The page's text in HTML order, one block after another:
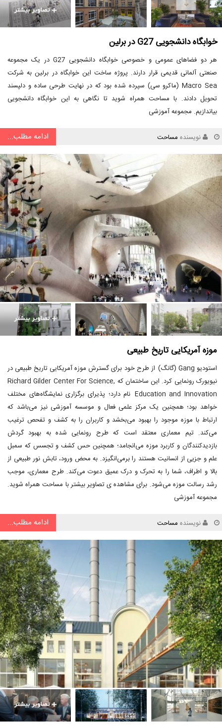
خوابگاه دانشجویی G27 در برلین
هر دو فضاهای عمومی و خصوصی خوابگاه دانشجویی G27 در یک مجموعه
صنعتی آلمانی قدیمی قرار دارند. پروژه ساخت این خوابگاه در برلین به شرکت
Macro Sea (ماکرو سی) سپرده شده بود که در نهایت طرحی ساده و دلپسند
تحویل دادند. با مساحت همراه شوید تا نگاهی به این خوابگاه دانشجویی
بیاندازیم. مجموعه آموزشی
نویسنده مساحت ادامه مطلب...
موزه آمریکایی تاریخ طبیعی
استودیو Gang (گانگ) از طرح خود برای گسترش موزه آمریکایی تاریخ طبیعی در
نیویورک رونمایی کرد. این ساختمان که Richard Gilder Center For Science,
Education and Innovation نام دارد؛ پذیرای برگزاری نمایشگاه‌های مختلف
خواهد بود؛ همچنین یک مرکز علمی فعال و موسسه آموزشی نیز می‌باشد که
ارتباط با موزه موجود را بهبود می‌بخشد و کاربران را به کشف و تفحص ترغیب
می‌کند. تیم معماری معتقد است که طرح رونمایی شده به بهبود گردش
بازدیدکنندگان و کاربرد موزه می‌انجامد؛ همچنین حس کشف و تجسس که سمبل
علم و جزیی از انسانیت هستند را برمی‌انگیزد. به محض ورود، تابش نور طبیعی از
بالا و اطراف، شما را به تحرک و درک عمیق دعوت می‌کند. طرح معماری، موجب
رشد رسالت موزه می‌شود. برای مشاهده ی تصاویر بیشتر با مساحت همراه شوید.
مجموعه آموزشی
نویسنده مساحت ادامه مطلب...